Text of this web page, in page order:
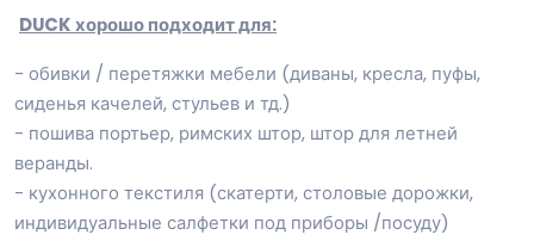
DUCK хорошо подходит для:
- обивки / перетяжки мебели (диваны, кресла, пуфы,
сиденья качелей, стульев и тд.)
- пошива портьер, римских штор, штор для летней
веранды.
- кухонного текстиля (скатерти, столовые дорожки,
индивидуальные салфетки под приборы /посуду)